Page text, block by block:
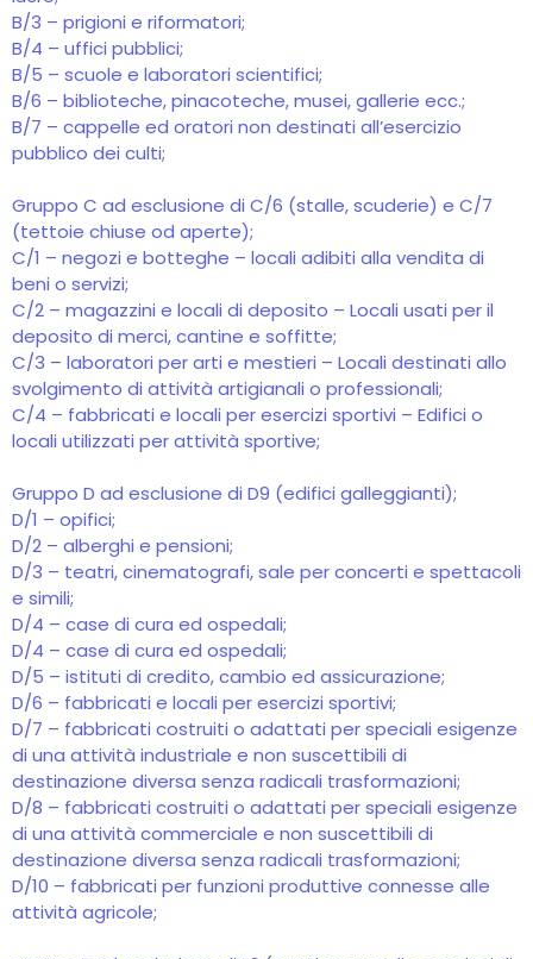
B/3 – prigioni e riformatori;
B/4 – uffici pubblici;
B/5 – scuole e laboratori scientifici;
B/6 – biblioteche, pinacoteche, musei, gallerie ecc.;
B/7 – cappelle ed oratori non destinati all’esercizio
pubblico dei culti;
Gruppo C ad esclusione di C/6 (stalle, scuderie) e C/7
(tettoie chiuse od aperte);
C/1 – negozi e botteghe – locali adibiti alla vendita di
beni o servizi;
C/2 – magazzini e locali di deposito – Locali usati per il
deposito di merci, cantine e soffitte;
C/3 – laboratori per arti e mestieri – Locali destinati allo
svolgimento di attività artigianali o professionali;
C/4 – fabbricati e locali per esercizi sportivi – Edifici o
locali utilizzati per attività sportive;
Gruppo D ad esclusione di D9 (edifici galleggianti);
D/1 – opifici;
D/2 – alberghi e pensioni;
D/3 – teatri, cinematografi, sale per concerti e spettacoli
e simili;
D/4 – case di cura ed ospedali;
D/4 – case di cura ed ospedali;
D/5 – istituti di credito, cambio ed assicurazione;
D/6 – fabbricati e locali per esercizi sportivi;
D/7 – fabbricati costruiti o adattati per speciali esigenze
di una attività industriale e non suscettibili di
destinazione diversa senza radicali trasformazioni;
D/8 – fabbricati costruiti o adattati per speciali esigenze
di una attività commerciale e non suscettibili di
destinazione diversa senza radicali trasformazioni;
D/10 – fabbricati per funzioni produttive connesse alle
attività agricole;